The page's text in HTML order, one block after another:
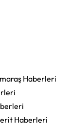
Haberleri
Haberleri